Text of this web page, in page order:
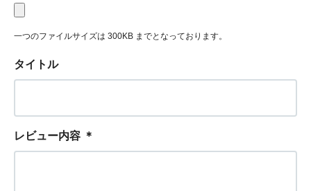
一つのファイルサイズは 300KB までとなっております。
タイトル
レビュー内容 ＊